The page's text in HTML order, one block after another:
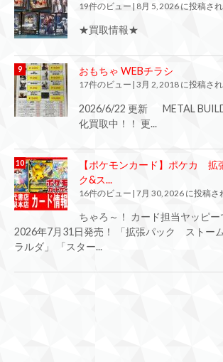
19件のビュー | 8月 5, 2026 に投稿さ
★買取情報★
おもちゃ WEBチラシ
17件のビュー 3月 2, 2018 に投稿さ
2026/6/22 更新 METAL
化買取中！！ 更...
【ポケモンカード】ポケカ 拡
ク&ス...
16件のビュー | 7月 30, 2026 に投稿さ
ちゃろ～！ カード担当ヤッピー
2026年7月31日発売！ 「拡張パック ストー
ラルダ」 「スター...